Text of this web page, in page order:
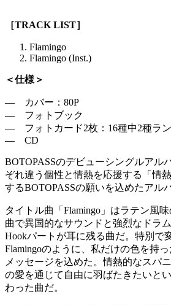
［TRACK LIST］
Flamingo
Flamingo (Inst.)
＜仕様＞
― カバー：80P
― フォトブック
― フォトカード2枚：16種中2種ラ
― CD
BOTOPASSのデビューシングルアル
ぞれ違う個性と情熱を応援する「情
するBOTOPASSの願いを込めたアル
タイトル曲「Flamingo」はラテン風
曲で異国的なサウンドと強烈なドラ
Hookパートが耳に残る曲だ。特別で
Flamingoのように、私だけの色を持
メッセージを込めた。情熱的なスパ
の愛を通じて自由に羽ばたきたいと
わった曲だ。